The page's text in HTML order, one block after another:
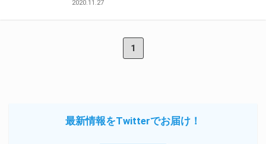
2020.11.27
1
最新情報をTwitterでお届け！